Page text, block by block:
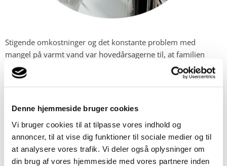
Denne hjemmeside bruger cookies
Vi bruger cookies til at tilpasse vores indhold og
annoncer, til at vise dig funktioner til sociale medier og til
at analysere vores trafik. Vi deler også oplysninger om
din brug af vores hjemmeside med vores partnere inden
Stigende omkostninger og det konstante problem med
mangel på varmt vand var hovedårsagerne til, at familien
Wigren-Jakobsson skiftede til en jordvarmepumpe. Adgang til
rigeligt varmt vand er en vigtig del af dagligdagen i en stor
familie. Med Diplomat Optimum G2 har familien fået den
store mængder opvarmning og masser af varmt vand på
samme tid. Og en dramatisk reducering af
energiomkostningerne er en ekstra fordel.